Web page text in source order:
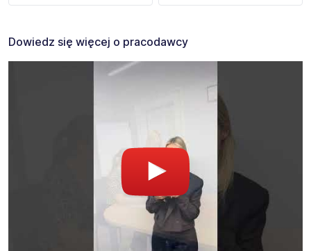
Dowiedz się więcej o pracodawcy